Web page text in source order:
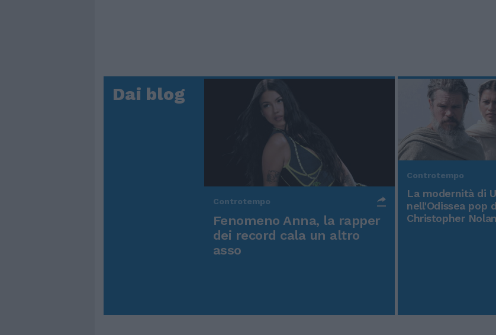
Dai blog
Controtempo
Fenomeno Anna, la rapper
dei record cala un altro
asso
Controtempo
La modernità di
nell'Odissea pop
Christopher Nolan